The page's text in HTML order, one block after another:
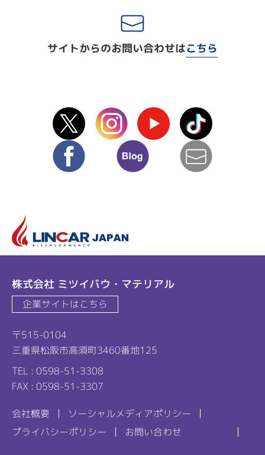
サイトからのお問い合わせはこちら
X(Twitter) instagram Youtube
facebook
株式会社 ミツイバウ・マテリアル
企業サイトはこちら
〒515-0104
三重県松阪市高須町3460番地125
TEL : 0598-51-3308
FAX : 0598-51-3307
会社概要
ソーシャルメディアポリシー
プライバシーポリシー
お問い合わせ